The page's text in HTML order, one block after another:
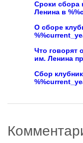
Сроки сбора
Ленина в
О сборе
Что говорят
им. Ленина
Сбор